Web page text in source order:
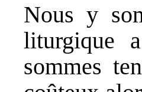
Nous y
liturgique
sommes